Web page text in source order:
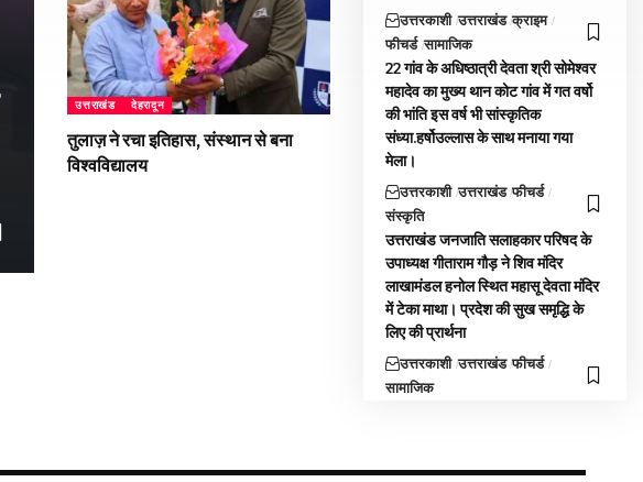
उत्तराखंड देहरादून
तुलाज़ ने रचा इतिहास, संस्थान से बना
विश्वविद्यालय
उत्तरकाशी उत्तराखंड क्राइम
फीचर्ड सामाजिक
22 गांव के अधिष्ठात्री देवता श्री सोमेश्वर
महादेव का मुख्य थान कोट गांव में गत वर्षो
की भांति इस वर्ष भी सांस्कृतिक
संध्या.हर्षोउल्लास के साथ मनाया गया
मेला।
उत्तरकाशी उत्तराखंड फीचर्ड
संस्कृति
उत्तराखंड जनजाति सलाहकार परिषद के
उपाध्यक्ष गीताराम गौड़ ने शिव मंदिर
लाखामंडल हनोल स्थित महासू देवता मंदिर
में टेका माथा। प्रदेश की सुख समृद्धि के
लिए की प्रार्थना
उत्तरकाशी उत्तराखंड फीचर्ड
सामाजिक